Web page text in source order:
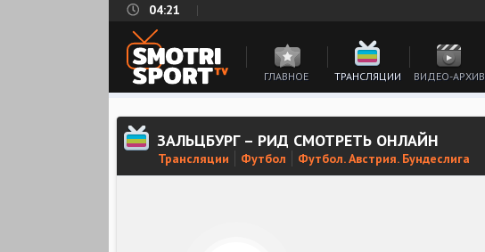
04:21
ГЛАВНОЕ ТРАНСЛЯЦИИ ВИДЕО-АРХИВ
ЗАЛЬЦБУРГ – РИД СМОТРЕТЬ ОНЛАЙН
Трансляции Футбол Футбол. Австрия. Бундеслига